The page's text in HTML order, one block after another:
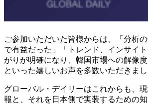
ご参加いただいた皆様からは、「分析
で有益だった」「トレンド、インサイ
がりが明確になり、韓国市場への解像度
といった嬉しいお声を多数いただきまし
グローバル・デイリーはこれからも、
報と、それを日本側で実装するための